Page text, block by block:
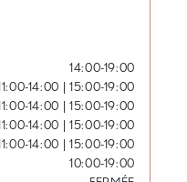
14:00-19:00
14:00 | 15:00-19:00
14:00 | 15:00-19:00
14:00 | 15:00-19:00
14:00 | 15:00-19:00
10:00-19:00